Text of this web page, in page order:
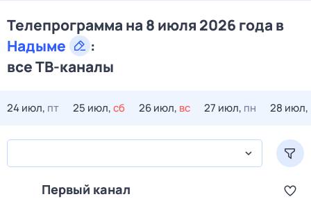
Телепрограмма на 8 июля 2026 года в
Надыме
:
все ТВ-каналы
24 июл, пт 25 июл,сб 26 июл, вс 27 июл, пн 28 июл,
Первый канал